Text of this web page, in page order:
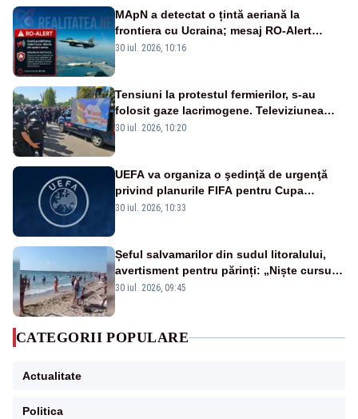
MApN a detectat o țintă aeriană la
frontiera cu Ucraina; mesaj RO-Alert
transmis în județul Tulcea
30 iul. 2026, 10:16
Tensiuni la protestul fermierilor, s-au
folosit gaze lacrimogene. Televiziunea
Poporului face apel la calm – LIVE TEXT
30 iul. 2026, 10:20
UEFA va organiza o şedinţă de urgenţă
privind planurile FIFA pentru Cupa
Mondială
30 iul. 2026, 10:33
Șeful salvamarilor din sudul litoralului,
avertisment pentru părinți: „Niște cursuri
de înot la piscină nu sunt suficiente”
30 iul. 2026, 09:45
CATEGORII POPULARE
Actualitate
Politica